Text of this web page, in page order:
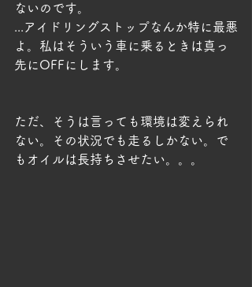
ないのです。
...アイドリングストップなんか特に最悪
よ。私はそういう車に乗るときは真っ
先にOFFにします。
ただ、そうは言っても環境は変えられ
ない。その状況でも走るしかない。で
もオイルは長持ちさせたい。。。